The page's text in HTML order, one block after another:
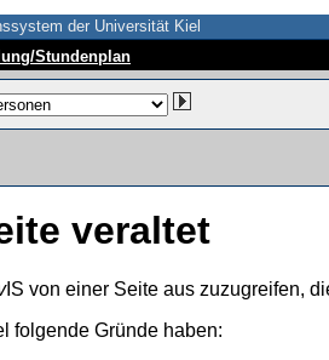
der Universität Kiel
Stundenplan
veraltet
IS von einer Seite aus zuzugreifen,
folgende Gründe haben: